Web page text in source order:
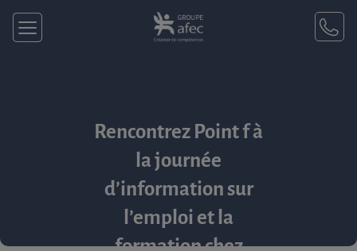
Rencontrez Point f à
la journée
d’information sur
l’emploi et la
formation chez